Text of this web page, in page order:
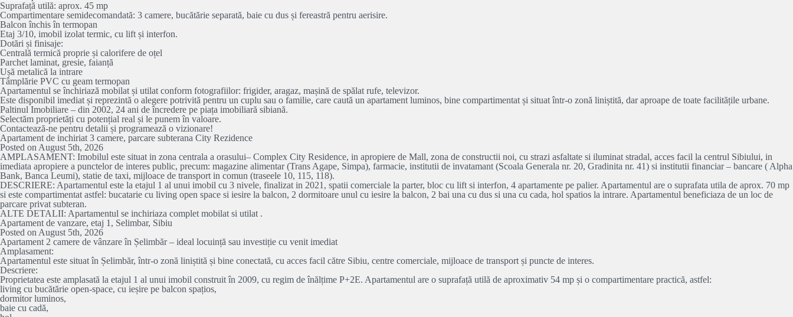
Suprafață utilă: aprox. 45 mp
Compartimentare semidecomandată: 3 camere, bucătărie separată, baie cu dus și fereastră pentru aerisire.
Balcon închis în termopan
Etaj 3/10, imobil izolat termic, cu lift și interfon.
Dotări și finisaje:
Centrală termică proprie și calorifere de oțel
Parchet laminat, gresie, faianță
Ușă metalică la intrare
Tâmplărie PVC cu geam termopan
Apartamentul se închiriază mobilat și utilat conform fotografiilor: frigider, aragaz, mașină de spălat rufe, televizor.
Este disponibil imediat și reprezintă o alegere potrivită pentru un cuplu sau o familie, care caută un apartament luminos, bine compartimentat și situat într-o zonă liniștită, dar aproape de toate facilitățile urbane.
Paltinul Imobiliare – din 2002, 24 ani de încredere pe piața imobiliară sibiană.
Selectăm proprietăți cu potențial real și le punem în valoare.
Contactează-ne pentru detalii și programează o vizionare!
Apartament de inchiriat 3 camere, parcare subterana City Rezidence
Posted on August 5th, 2026
AMPLASAMENT: Imobilul este situat in zona centrala a orasului– Complex City Residence, in apropiere de Mall, zona de constructii noi, cu strazi asfaltate si iluminat stradal, acces facil la centrul Sibiului, in
imediata apropiere a punctelor de interes public, precum: magazine alimentar (Trans Agape, Simpa), farmacie, institutii de invatamant (Scoala Generala nr. 20, Gradinita nr. 41) si institutii financiar – bancare ( Alpha
Bank, Banca Leumi), statie de taxi, mijloace de transport in comun (traseele 10, 115, 118).
DESCRIERE: Apartamentul este la etajul 1 al unui imobil cu 3 nivele, finalizat in 2021, spatii comerciale la parter, bloc cu lift si interfon, 4 apartamente pe palier. Apartamentul are o suprafata utila de aprox. 70 mp
si este compartimentat astfel: bucatarie cu living open space si iesire la balcon, 2 dormitoare unul cu iesire la balcon, 2 bai una cu dus si una cu cada, hol spatios la intrare. Apartamentul beneficiaza de un loc de
parcare privat subteran.
ALTE DETALII: Apartamentul se inchiriaza complet mobilat si utilat .
Apartament de vanzare, etaj 1, Selimbar, Sibiu
Posted on August 5th, 2026
Apartament 2 camere de vânzare în Șelimbăr – ideal locuință sau investiție cu venit imediat
Amplasament:
Apartamentul este situat în Șelimbăr, într-o zonă liniștită și bine conectată, cu acces facil către Sibiu, centre comerciale, mijloace de transport și puncte de interes.
Descriere:
Proprietatea este amplasată la etajul 1 al unui imobil construit în 2009, cu regim de înălțime P+2E. Apartamentul are o suprafață utilă de aproximativ 54 mp și o compartimentare practică, astfel:
living cu bucătărie open-space, cu ieșire pe balcon spațios,
dormitor luminos,
baie cu cadă,